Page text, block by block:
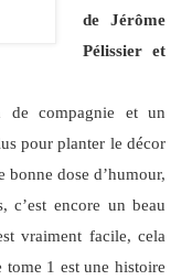
de Jérôme
Pélissier et
de compagnie et un
pour planter le décor
dose d’humour,
c’est encore un beau
vraiment facile, cela
tome 1 est une histoire